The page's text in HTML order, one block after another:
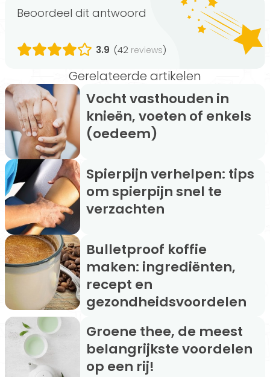
Beoordeel dit antwoord
3.9 (42 reviews)
Gerelateerde artikelen
Vocht vasthouden in
knieën, voeten of enkels
(oedeem)
Spierpijn verhelpen: tips
om spierpijn snel te
verzachten
Bulletproof koffie
maken: ingrediënten,
recept en
gezondheidsvoordelen
Groene thee, de meest
belangrijkste voordelen
op een rij!